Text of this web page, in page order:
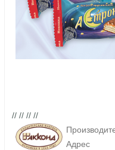
// // // //
Адрес